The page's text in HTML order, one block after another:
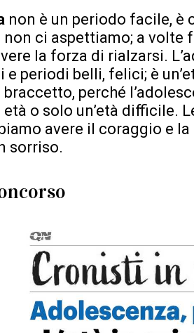
non è un periodo facile, è
non ci aspettiamo; a volte
la forza di rialzarsi.
periodi belli, felici; è
perché
età o solo un’età difficile.
avere il coraggio e
sorriso.